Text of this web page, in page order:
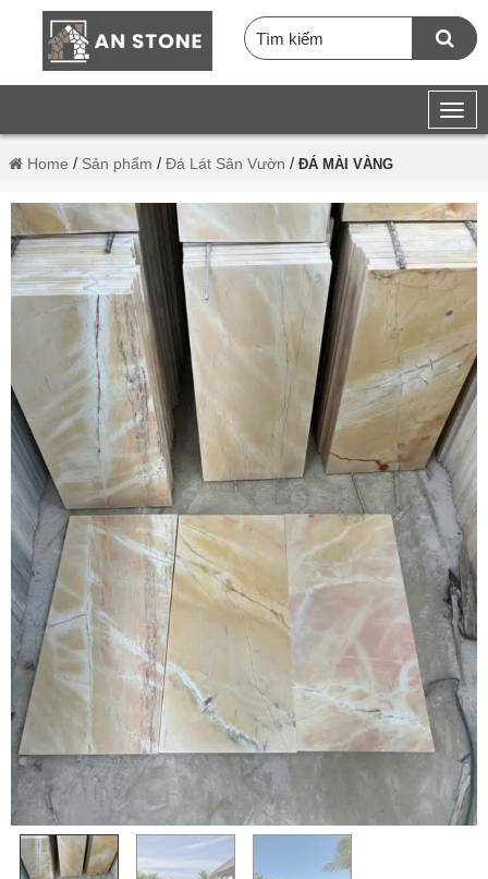
Home / Sản phẩm / Đá Lát Sân Vườn / ĐÁ MÀI VÀNG